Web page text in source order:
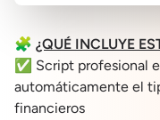
🧩 ¿QUÉ INCLUYE
✅ Script profesional
automáticamente el
financieros